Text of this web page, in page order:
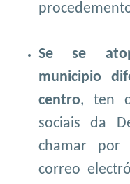
Se se
municipio
centro, ten
sociais da
chamar por
correo